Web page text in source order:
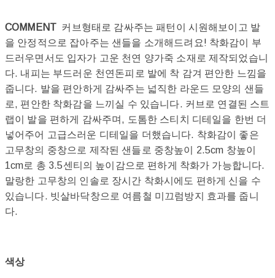
COMMENT 커브형태로 감싸주는 패턴이 시원해보이고 발
을 안정적으로 잡아주는 샌들을 소개해드려요! 착화감이 부
드러우면서도 입자가 고운 천연 양가죽 소재로 제작되었습니
다. 내피는 부드러운 천연돈피로 발에 착 감겨 편안한 느낌을
줍니다. 발을 편안하게 감싸주는 넓직한 라운드 모양의 샌들
로, 편안한 착화감을 느끼실 수 있습니다. 커브로 연결된 스트
랩이 발을 편하게 감싸주며, 도톰한 스티치 디테일을 한번 더
넣어주어 고급스러운 디테일을 더했습니다. 착화감이 좋은
고무창의 중창으로 제작된 샌들로 중창높이 2.5cm 창높이
1cm로 총 3.5센티의 높이감으로 편하게 착화가 가능합니다.
말랑한 고무창의 인솔로 장시간 착화시에도 편하게 신을 수
있습니다. 빗살바닥창으로 여름철 미끄럼방지 효과를 줍니
다.
색상